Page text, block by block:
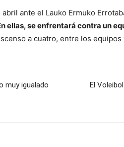
ante el Lauko Ermuko
ellas, se enfrentará contra un
a cuatro, entre los
muy igualado
El